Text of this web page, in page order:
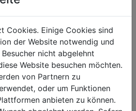
3
Cookies. Einige Cookies sind
der Website notwendig und
nicht abgelehnt
Website besuchen möchten.
von Partnern zu
oder um Funktionen
anbieten zu können.